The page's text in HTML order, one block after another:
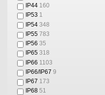
IP44 160
IP53 1
IP54 348
IP55 783
IP56 35
IP65 318
IP66 1103
IP66/IP67 9
IP67 173
IP68 51